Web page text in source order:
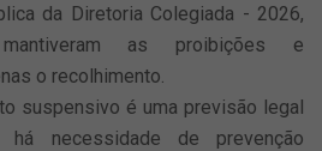
da Diretoria Colegiada - 2026,
as proibições e
o recolhimento.
suspensivo é uma previsão legal
há necessidade de prevenção